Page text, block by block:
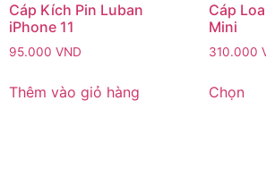
Cáp Kích Pin Luban
iPhone 11
95.000 VND
Thêm vào giỏ hàng
Cáp
Mini
310.000
Chọn